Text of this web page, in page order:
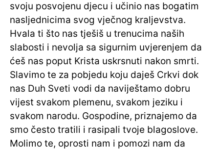
svoju posvojenu djecu i učinio nas bogatim
nasljednicima svog vječnog kraljevstva.
Hvala ti što nas tješiš u trenucima naših
slabosti i nevolja sa sigurnim uvjerenjem da
ćeš nas poput Krista uskrsnuti nakon smrti.
Slavimo te za pobjedu koju daješ Crkvi dok
nas Duh Sveti vodi da naviještamo dobru
vijest svakom plemenu, svakom jeziku i
svakom narodu. Gospodine, priznajemo da
smo često tratili i rasipali tvoje blagoslove.
Molimo te, oprosti nam i pomozi nam da